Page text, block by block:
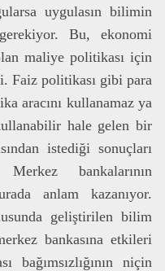
uygulasın bilimin
Bu, ekonomi
maliye politikası için
Faiz politikası gibi para
aracını kullanamaz ya
hale gelen bir
istediği sonuçları
bankalarının
anlam kazanıyor.
geliştirilen bilim
bankasına etkileri
bağımsızlığının niçin